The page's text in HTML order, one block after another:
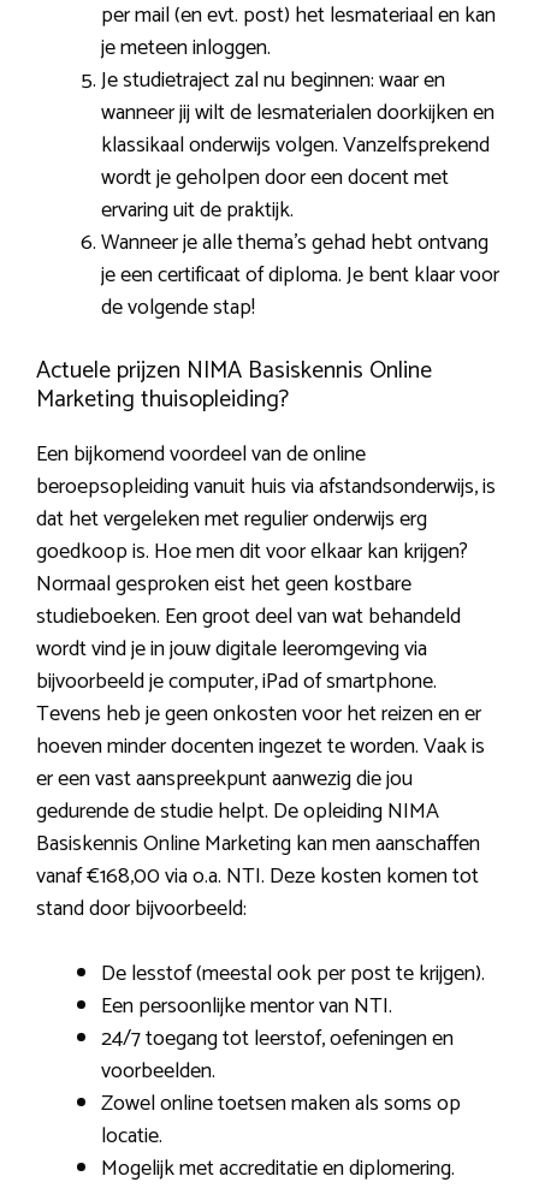
per mail (en evt. post) het lesmateriaal en kan
je meteen inloggen.
Je studietraject zal nu beginnen: waar en
wanneer jij wilt de lesmaterialen doorkijken en
klassikaal onderwijs volgen. Vanzelfsprekend
wordt je geholpen door een docent met
ervaring uit de praktijk.
Wanneer je alle thema’s gehad hebt ontvang
je een certificaat of diploma. Je bent klaar voor
de volgende stap!
Actuele prijzen NIMA Basiskennis Online
Marketing thuisopleiding?
Een bijkomend voordeel van de online
beroepsopleiding vanuit huis via afstandsonderwijs, is
dat het vergeleken met regulier onderwijs erg
goedkoop is. Hoe men dit voor elkaar kan krijgen?
Normaal gesproken eist het geen kostbare
studieboeken. Een groot deel van wat behandeld
wordt vind je in jouw digitale leeromgeving via
bijvoorbeeld je computer, iPad of smartphone.
Tevens heb je geen onkosten voor het reizen en er
hoeven minder docenten ingezet te worden. Vaak is
er een vast aanspreekpunt aanwezig die jou
gedurende de studie helpt. De opleiding NIMA
Basiskennis Online Marketing kan men aanschaffen
vanaf €168,00 via o.a. NTI. Deze kosten komen tot
stand door bijvoorbeeld:
De lesstof (meestal ook per post te krijgen).
Een persoonlijke mentor van NTI.
24/7 toegang tot leerstof, oefeningen en
voorbeelden.
Zowel online toetsen maken als soms op
locatie.
Mogelijk met accreditatie en diplomering.